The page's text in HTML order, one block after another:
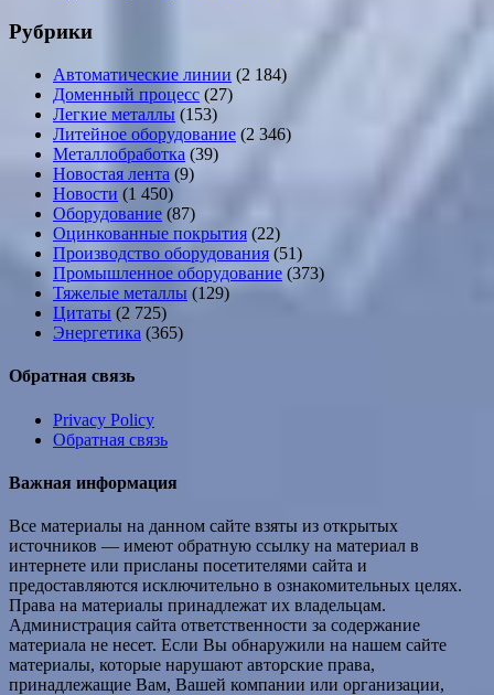
Рубрики
Автоматические линии (2 184)
Доменный процесс (27)
Легкие металлы (153)
Литейное оборудование (2 346)
Металлобработка (39)
Новостая лента (9)
Новости (1 450)
Оборудование (87)
Оцинкованные покрытия (22)
Производство оборудования (51)
Промышленное оборудование (373)
Тяжелые металлы (129)
Цитаты (2 725)
Энергетика (365)
Обратная связь
Privacy Policy
Обратная связь
Важная информация
Все материалы на данном сайте взяты из открытых
источников — имеют обратную ссылку на материал в
интернете или присланы посетителями сайта и
предоставляются исключительно в ознакомительных целях.
Права на материалы принадлежат их владельцам.
Администрация сайта ответственности за содержание
материала не несет. Если Вы обнаружили на нашем сайте
материалы, которые нарушают авторские права,
принадлежащие Вам, Вашей компании или организации,